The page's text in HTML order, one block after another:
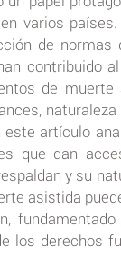
varios
de normas
contribuido
de muerte
artículo
que dan
y su
asistida
los derechos